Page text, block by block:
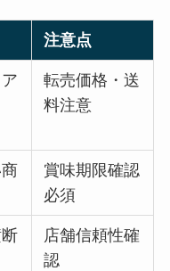
注意点
転売価格・送
料注意
賞味期限確認
必須
店舗信頼性確
認